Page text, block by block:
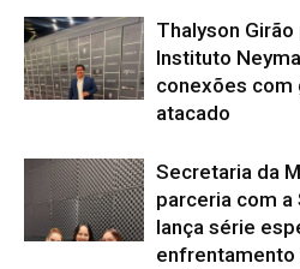
Thalyson
Instituto
conexões com
atacado
Secretaria da
parceria com a
lança série
enfrentamento